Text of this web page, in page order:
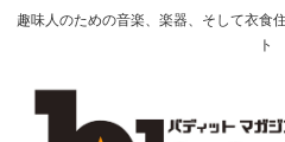
趣味人のための音楽、楽器、そして衣食
ト